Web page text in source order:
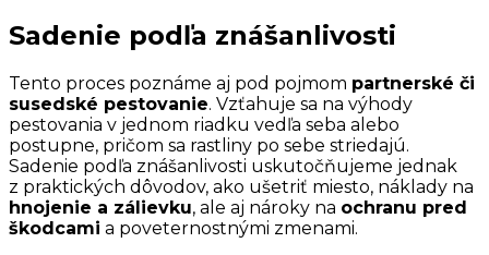
Sadenie podľa znášanlivosti
Tento proces poznáme aj pod pojmom partnerské či
susedské pestovanie. Vzťahuje sa na výhody
pestovania v jednom riadku vedľa seba alebo
postupne, pričom sa rastliny po sebe striedajú.
Sadenie podľa znášanlivosti uskutočňujeme jednak
z praktických dôvodov, ako ušetriť miesto, náklady na
hnojenie a zálievku, ale aj nároky na ochranu pred
škodcami a poveternostnými zmenami.